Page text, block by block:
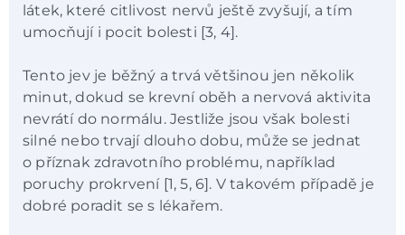
látek, které citlivost nervů ještě zvyšují, a tím
umocňují i pocit bolesti [3, 4].
Tento jev je běžný a trvá většinou jen několik
minut, dokud se krevní oběh a nervová aktivita
nevrátí do normálu. Jestliže jsou však bolesti
silné nebo trvají dlouho dobu, může se jednat
o příznak zdravotního problému, například
poruchy prokrvení [1, 5, 6]. V takovém případě je
dobré poradit se s lékařem.